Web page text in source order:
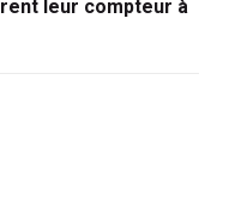
leur compteur à